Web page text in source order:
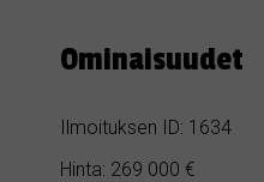
Ominaisuudet
Ilmoituksen ID: 1634
Hinta: 269 000 €